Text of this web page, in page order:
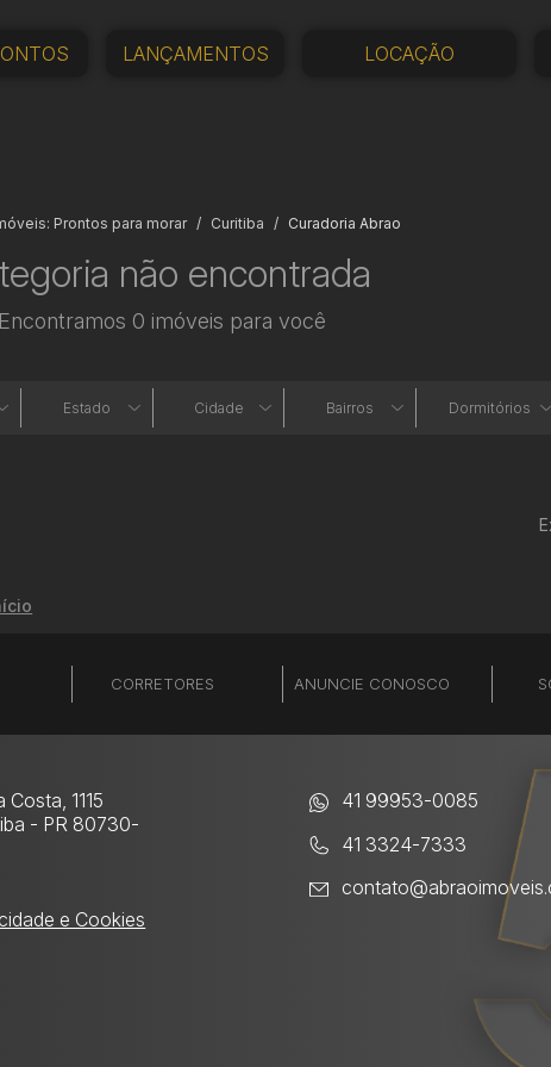
LANÇAMENTOS LOCAÇÃO
Prontos para morar Curitiba Curadoria Abrao
não encontrada
Encontramos 0 imóveis para você
Estado Cidade Bairros Dormitórios
CORRETORES ANUNCIE CONOSCO
1115
- PR 80730-
e Cookies
41 99953-0085
41 3324-7333